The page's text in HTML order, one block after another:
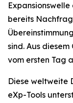
bereits
sind. Aus
vom ersten Tag
Diese weltweite
eXp-Tools